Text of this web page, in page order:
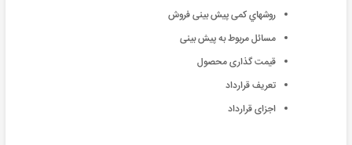
روﺷﻬﺎي ﮐﻤﯽ ﭘﯿﺶ ﺑﯿﻨﯽ ﻓﺮوش
ﻣﺴﺎﺋﻞ ﻣﺮﺑﻮط ﺑﻪ ﭘﯿﺶ ﺑﯿﻨﯽ
قیمت گذاری محصول
تعريف قرارداد
اجزای قرارداد